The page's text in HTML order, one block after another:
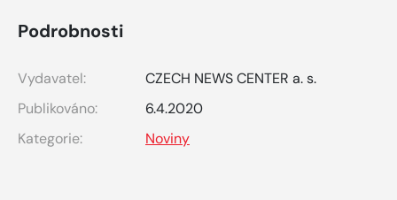
Podrobnosti
Vydavatel:
CZECH NEWS CENTER a. s.
Publikováno:
6.4.2020
Kategorie:
Noviny